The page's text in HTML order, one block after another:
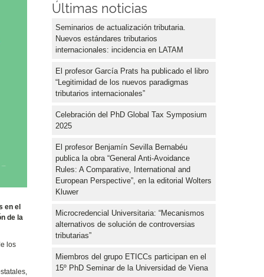
en el
de la
los
Últimas noticias
Seminarios de actualización tributaria.
Nuevos estándares tributarios
internacionales: incidencia en LATAM
El profesor García Prats ha publicado el libro
“Legitimidad de los nuevos paradigmas
tributarios internacionales”
Celebración del PhD Global Tax Symposium
2025
El profesor Benjamín Sevilla Bernabéu
publica la obra “General Anti-Avoidance
Rules: A Comparative, International and
European Perspective”, en la editorial Wolters
Kluwer
Microcredencial Universitaria: “Mecanismos
alternativos de solución de controversias
tributarias”
Miembros del grupo ETICCs participan en el
15º PhD Seminar de la Universidad de Viena